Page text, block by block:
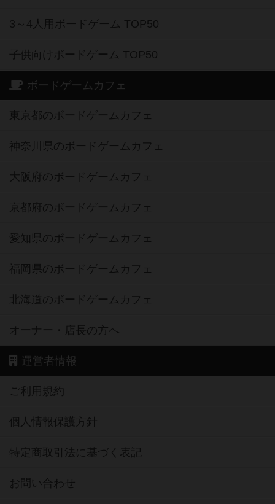
3～4人用ボードゲーム TOP50
子供向けボードゲーム TOP50
ボードゲームカフェ
東京都のボードゲームカフェ
神奈川県のボードゲームカフェ
大阪府のボードゲームカフェ
京都府のボードゲームカフェ
愛知県のボードゲームカフェ
福岡県のボードゲームカフェ
北海道のボードゲームカフェ
オーナー・店長の方へ
運営者情報
ご利用規約
個人情報保護方針
特定商取引法に基づく表記
お問い合わせ